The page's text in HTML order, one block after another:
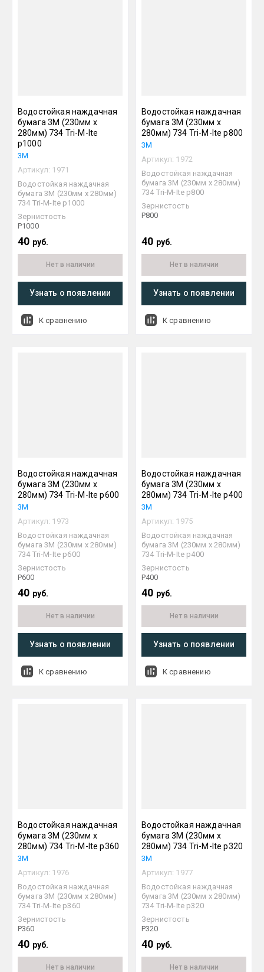
Водостойкая наждачная
бумага 3М (230мм х
280мм) 734 Tri-M-Ite
р1000
3М
Артикул: 1971
Водостойкая наждачная
бумага 3М (230мм х 280мм)
734 Tri-M-Ite р1000
Зернистость
P1000
40 руб.
Нет в наличии
Узнать о появлении
К сравнению
Водостойкая наждачная
бумага 3М (230мм х
280мм) 734 Tri-M-Ite р800
3М
Артикул: 1972
Водостойкая наждачная
бумага 3М (230мм х 280мм)
734 Tri-M-Ite р800
Зернистость
P800
40 руб.
Нет в наличии
Узнать о появлении
К сравнению
Водостойкая наждачная
бумага 3М (230мм х
280мм) 734 Tri-M-Ite р600
3М
Артикул: 1973
Водостойкая наждачная
бумага 3М (230мм х 280мм)
734 Tri-M-Ite р600
Зернистость
P600
40 руб.
Нет в наличии
Узнать о появлении
К сравнению
Водостойкая наждачная
бумага 3М (230мм х
280мм) 734 Tri-M-Ite р400
3М
Артикул: 1975
Водостойкая наждачная
бумага 3М (230мм х 280мм)
734 Tri-M-Ite р400
Зернистость
P400
40 руб.
Нет в наличии
Узнать о появлении
К сравнению
Водостойкая наждачная
бумага 3М (230мм х
280мм) 734 Tri-M-Ite р360
3М
Артикул: 1976
Водостойкая наждачная
бумага 3М (230мм х 280мм)
734 Tri-M-Ite р360
Зернистость
P360
40 руб.
Нет в наличии
Водостойкая наждачная
бумага 3М (230мм х
280мм) 734 Tri-M-Ite р320
3М
Артикул: 1977
Водостойкая наждачная
бумага 3М (230мм х 280мм)
734 Tri-M-Ite р320
Зернистость
P320
40 руб.
Нет в наличии